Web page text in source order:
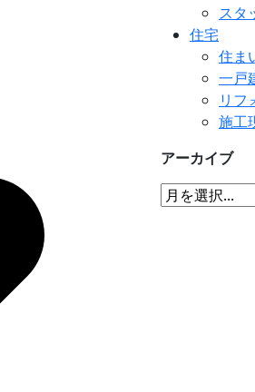
スタ
住宅
住ま
一戸
リフ
施工
アーカイブ